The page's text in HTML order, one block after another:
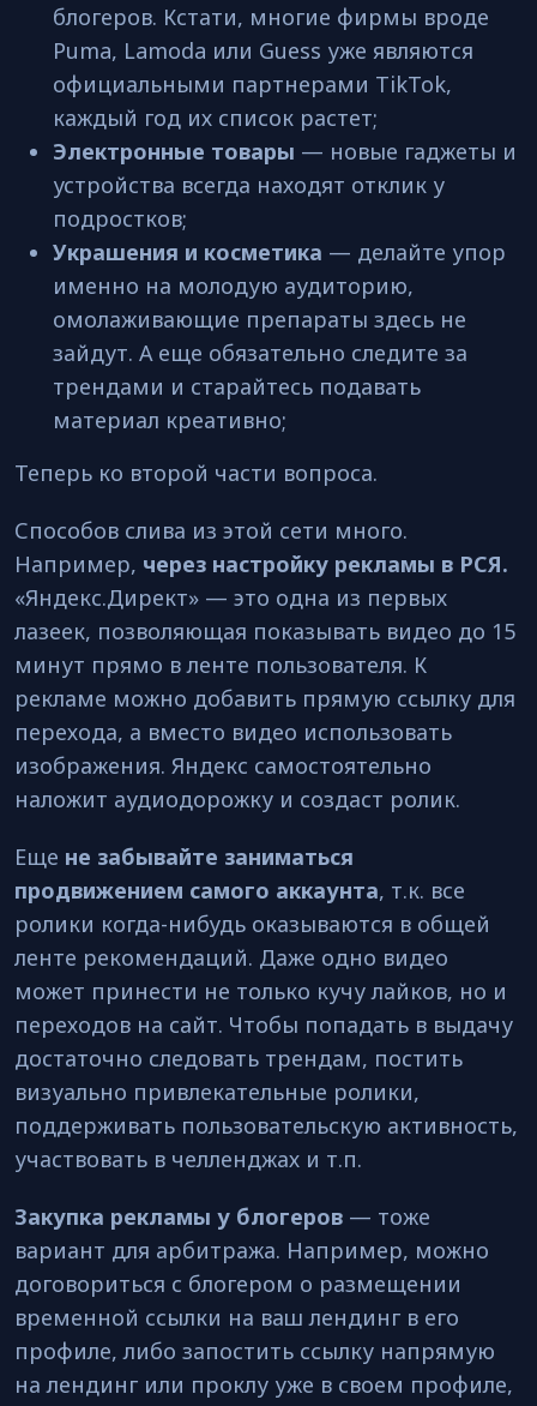
блогеров. Кстати, многие фирмы вроде
Puma, Lamoda или Guess уже являются
официальными партнерами TikTok,
каждый год их список растет;
Электронные товары — новые гаджеты и
устройства всегда находят отклик у
подростков;
Украшения и косметика — делайте упор
именно на молодую аудиторию,
омолаживающие препараты здесь не
зайдут. А еще обязательно следите за
трендами и старайтесь подавать
материал креативно;
Теперь ко второй части вопроса.
Способов слива из этой сети много.
Например, через настройку рекламы в РСЯ.
«Яндекс.Директ» — это одна из первых
лазеек, позволяющая показывать видео до 15
минут прямо в ленте пользователя. К
рекламе можно добавить прямую ссылку для
перехода, а вместо видео использовать
изображения. Яндекс самостоятельно
наложит аудиодорожку и создаст ролик.
Еще не забывайте заниматься
продвижением самого аккаунта, т.к. все
ролики когда-нибудь оказываются в общей
ленте рекомендаций. Даже одно видео
может принести не только кучу лайков, но и
переходов на сайт. Чтобы попадать в выдачу
достаточно следовать трендам, постить
визуально привлекательные ролики,
поддерживать пользовательскую активность,
участвовать в челленджах и т.п.
Закупка рекламы у блогеров — тоже
вариант для арбитража. Например, можно
договориться с блогером о размещении
временной ссылки на ваш лендинг в его
профиле, либо запостить ссылку напрямую
на лендинг или проклу уже в своем профиле,